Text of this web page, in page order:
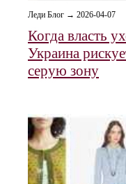
Леди Блог → 2026-04-07
Когда власть
Украина
серую зону